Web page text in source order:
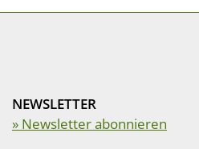
NEWSLETTER
» Newsletter abonnieren